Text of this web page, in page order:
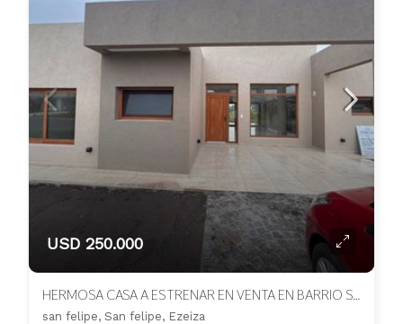
USD 250.000
HERMOSA CASA A ESTRENAR EN VENTA EN BARRIO SAN FELIPE
san felipe, San felipe, Ezeiza